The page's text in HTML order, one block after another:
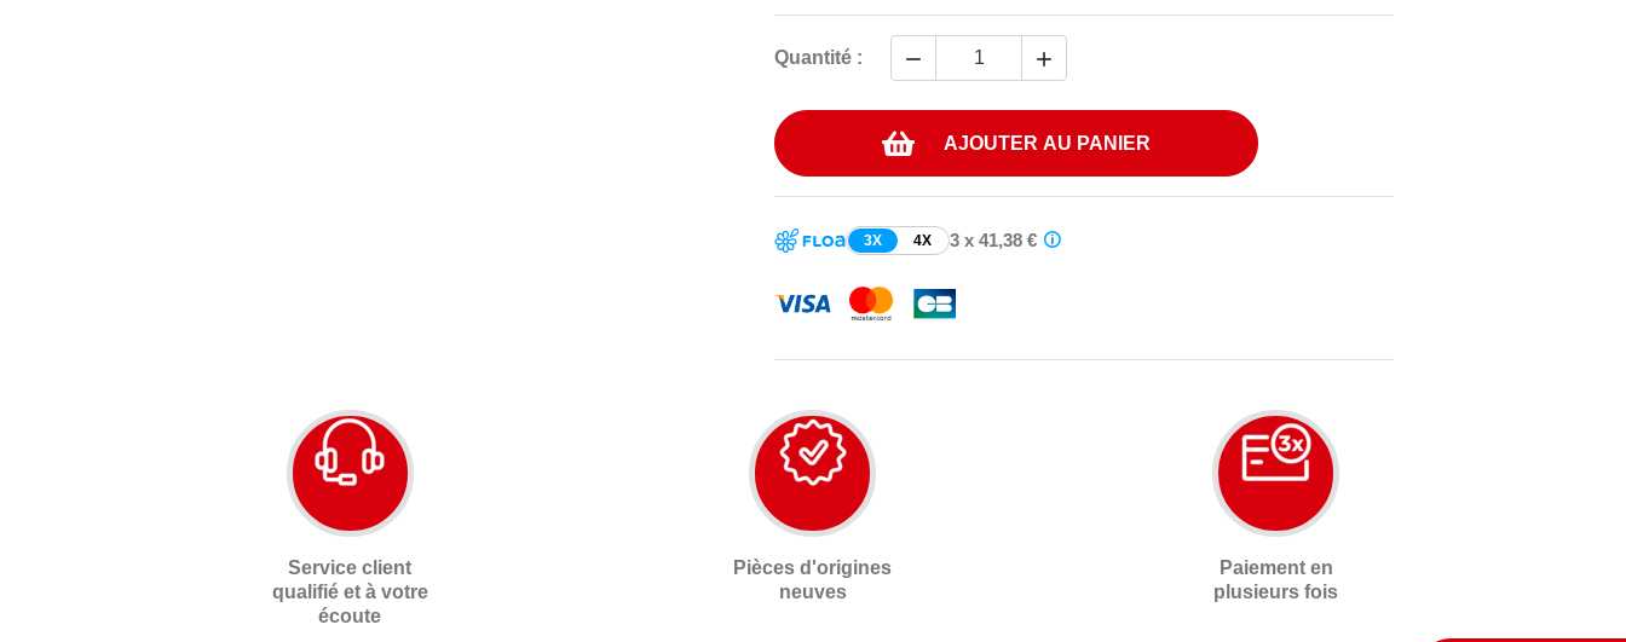
Quantité :  
AJOUTER AU PANIER
3X 4X 3 x 41,38 €
Service client
qualifié et à votre
écoute
Pièces d'origines
neuves
Paiement en
plusieurs fois